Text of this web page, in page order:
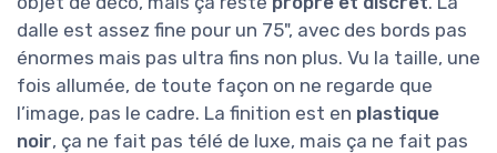
dalle est assez fine pour un 75", avec des bords pas
énormes mais pas ultra fins non plus. Vu la taille, une
fois allumée, de toute façon on ne regarde que
l’image, pas le cadre. La finition est en plastique
noir, ça ne fait pas télé de luxe, mais ça ne fait pas